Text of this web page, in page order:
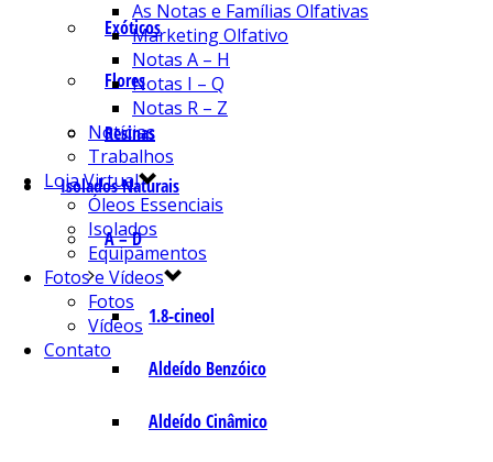
Exóticos
Flores
Resinas
Isolados Naturais
A – D
1.8-cineol
Aldeído Benzóico
Aldeído Cinâmico
As Notas e Famílias Olfativas
Marketing Olfativo
Notas A – H
Notas I – Q
Notas R – Z
Notícias
Trabalhos
Loja Virtual
Óleos Essenciais
Isolados
Equipamentos
Fotos e Vídeos
Fotos
Vídeos
Contato